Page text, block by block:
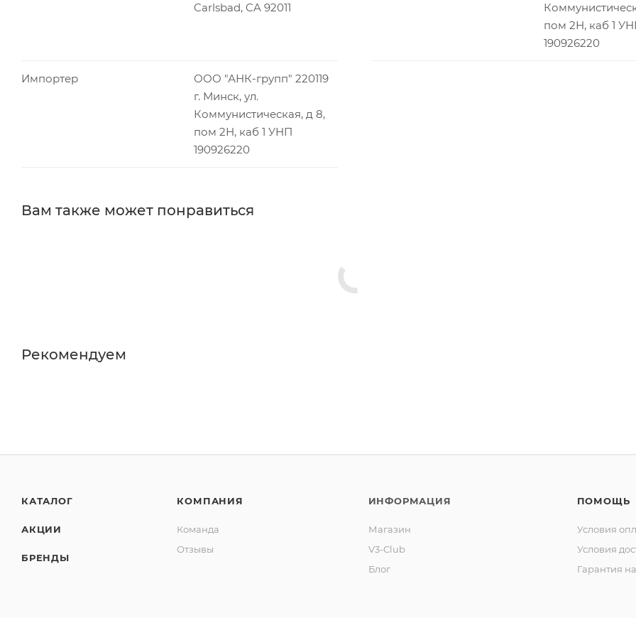
Carlsbad, CA 92011
пом 2Н, каб 1
190926220
Импортер
ООО "АНК-групп" 220119
г. Минск, ул.
Коммунистическая, д 8,
пом 2Н, каб 1 УНП
190926220
Вам также может понравиться
Рекомендуем
КАТАЛОГ
АКЦИИ
БРЕНДЫ
КОМПАНИЯ
Команда
Отзывы
ИНФОРМАЦИЯ
Магазин
V3-Club
Блог
ПОМОЩЬ
Условия
Условия
Гарантия